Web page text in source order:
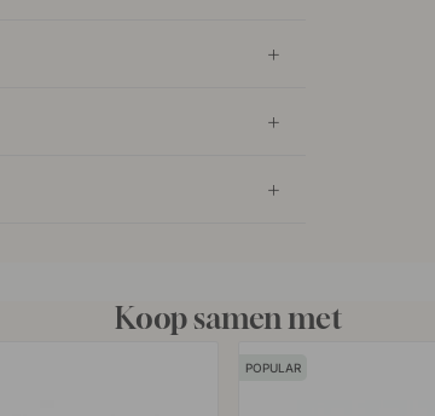
Koop samen met
POPULAR